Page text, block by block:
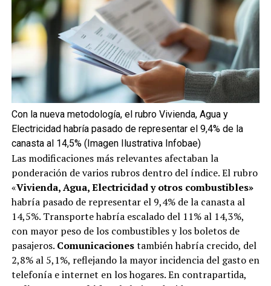
Con la nueva metodología, el rubro Vivienda, Agua y
Electricidad habría pasado de representar el 9,4% de la
canasta al 14,5% (Imagen Ilustrativa Infobae)
Las modificaciones más relevantes afectaban la
ponderación de varios rubros dentro del índice. El rubro
«Vivienda, Agua, Electricidady otros combustibles»
habría pasado de representar el 9,4% de la canasta al
14,5%. Transporte habría escalado del 11% al 14,3%,
con mayor peso de los combustibles y los boletos de
pasajeros. Comunicacionestambién habría crecido, del
2,8% al 5,1%, reflejando la mayor incidencia del gasto en
telefonía e internet en los hogares. En contrapartida,